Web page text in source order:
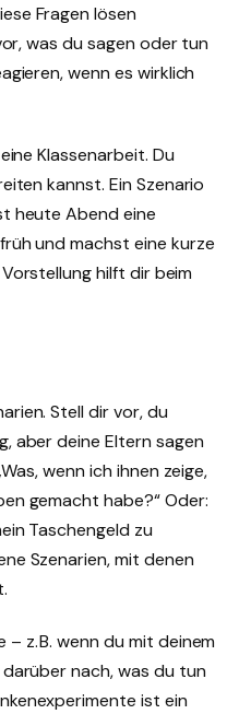
Fragen lösen
was du sagen oder tun
wenn es wirklich
Klassenarbeit. Du
kannst. Ein Szenario
heute Abend eine
und machst eine kurze
hilft dir beim
Stell dir vor, du
aber deine Eltern sagen
wenn ich ihnen zeige,
gemacht habe?“ Oder:
Taschengeld zu
Szenarien, mit denen
z. B. wenn du mit deinem
nach, was du tun
ist ein